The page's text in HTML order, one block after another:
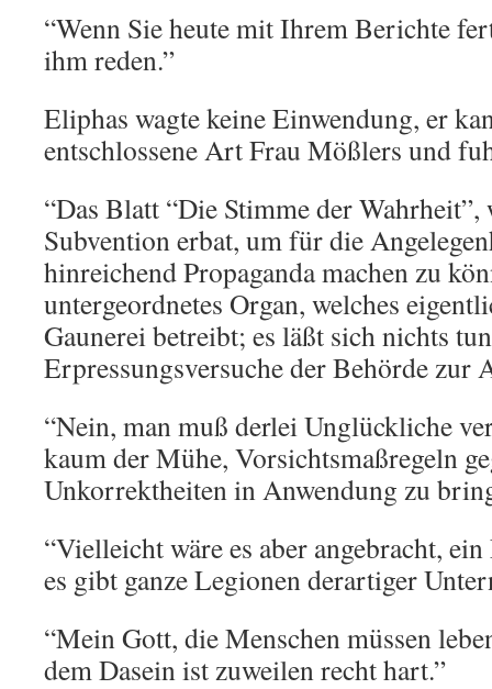
“Wenn Sie heute mit Ihrem Berichte
ihm reden.”
Eliphas wagte keine Einwendung, er
entschlossene Art Frau Mößlers und
“Das Blatt “Die Stimme der Wahrheit”,
Subvention erbat, um für die
hinreichend Propaganda machen zu
untergeordnetes Organ, welches
Gaunerei betreibt; es läßt sich nichts
Erpressungsversuche der Behörde zur
“Nein, man muß derlei Unglückliche
kaum der Mühe, Vorsichtsmaßregeln
Unkorrektheiten in Anwendung zu
“Vielleicht wäre es aber angebracht,
es gibt ganze Legionen derartiger
“Mein Gott, die Menschen müssen
dem Dasein ist zuweilen recht hart.”